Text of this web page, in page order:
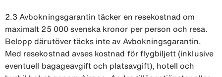
2.3 Avbokningsgarantin täcker en resekostnad om
maximalt 25 000 svenska kronor per person och resa.
Belopp därutöver täcks inte av Avbokningsgarantin.
Med resekostnad avses kostnad för flygbiljett (inklusive
eventuell bagageavgift och platsavgift), hotell och